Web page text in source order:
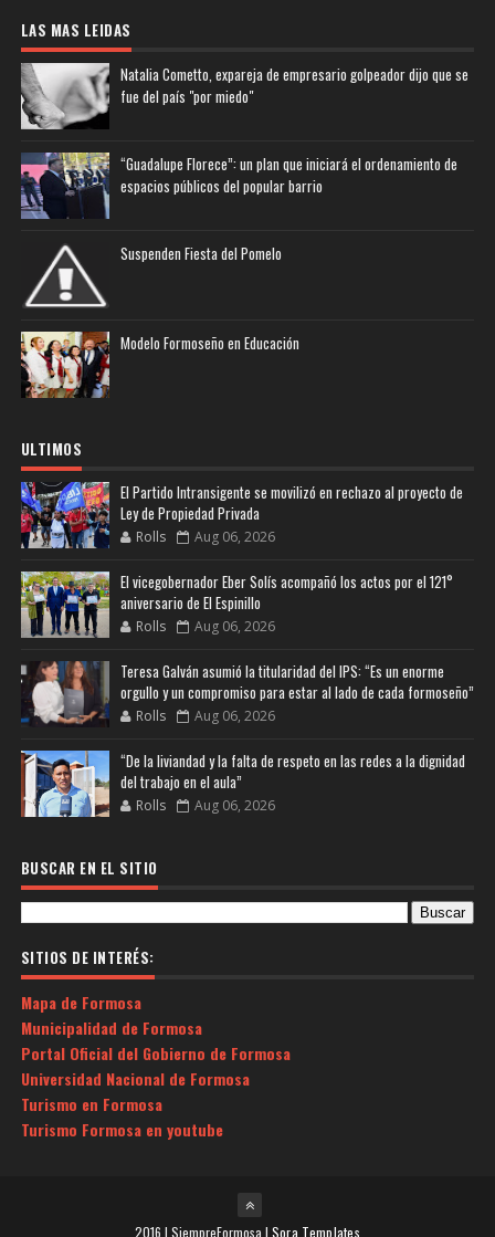
LAS MAS LEIDAS
Natalia Cometto, expareja de empresario golpeador dijo que se
fue del país "por miedo"
“Guadalupe Florece”: un plan que iniciará el ordenamiento de
espacios públicos del popular barrio
Suspenden Fiesta del Pomelo
Modelo Formoseño en Educación
ULTIMOS
El Partido Intransigente se movilizó en rechazo al proyecto de
Ley de Propiedad Privada
Rolls Aug 06, 2026
El vicegobernador Eber Solís acompañó los actos por el 121°
aniversario de El Espinillo
Rolls Aug 06, 2026
Teresa Galván asumió la titularidad del IPS: “Es un enorme
orgullo y un compromiso para estar al lado de cada formoseño”
Rolls Aug 06, 2026
“De la liviandad y la falta de respeto en las redes a la dignidad
del trabajo en el aula”
Rolls Aug 06, 2026
BUSCAR EN EL SITIO
SITIOS DE INTERÉS:
Mapa de Formosa
Municipalidad de Formosa
Portal Oficial del Gobierno de Formosa
Universidad Nacional de Formosa
Turismo en Formosa
Turismo Formosa en youtube
2016 | SiempreFormosa | Sora Templates